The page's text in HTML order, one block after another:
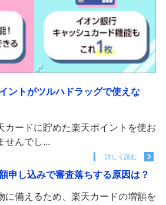
ントがツルハドラッグで使えな
カードに貯めた楽天ポイントを使お
せんでし...
詳しく読む
申し込みで審査落ちする原因は？
に備えるため、楽天カードの増額を